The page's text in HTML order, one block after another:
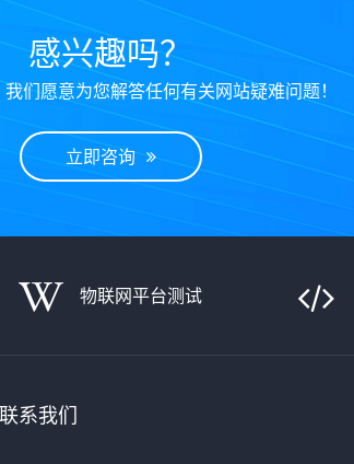
感兴趣吗？
们愿意为您解答任何有关网站疑难问题！
立即咨询
物联网平台测试
联系我们